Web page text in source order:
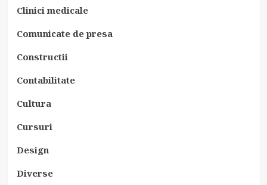
Clinici medicale
Comunicate de presa
Constructii
Contabilitate
Cultura
Cursuri
Design
Diverse